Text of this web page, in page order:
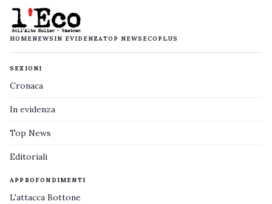
HOMENEWS IN EVIDENZATOP NEWS ECOPLUS
SEZIONI
Cronaca
In evidenza
Top News
Editoriali
APPROFONDIMENTI
L'attacca Bottone